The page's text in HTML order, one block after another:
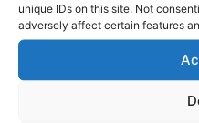
unique IDs on this site. Not
adversely affect certain features
ΠAOK: Melvin 15, Tyree 8,
Jones 4, Περσίδης 2,
Ακολουθήστε τους Internet